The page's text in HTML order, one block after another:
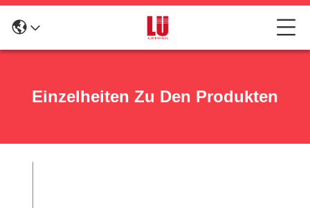
Einzelheiten Zu Den Produkten